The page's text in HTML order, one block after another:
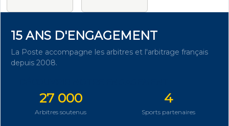
15 ANS D'ENGAGEMENT
La Poste accompagne les arbitres et l'arbitrage français
depuis 2008.
27 000
Arbitres soutenus
4
Sports partenaires